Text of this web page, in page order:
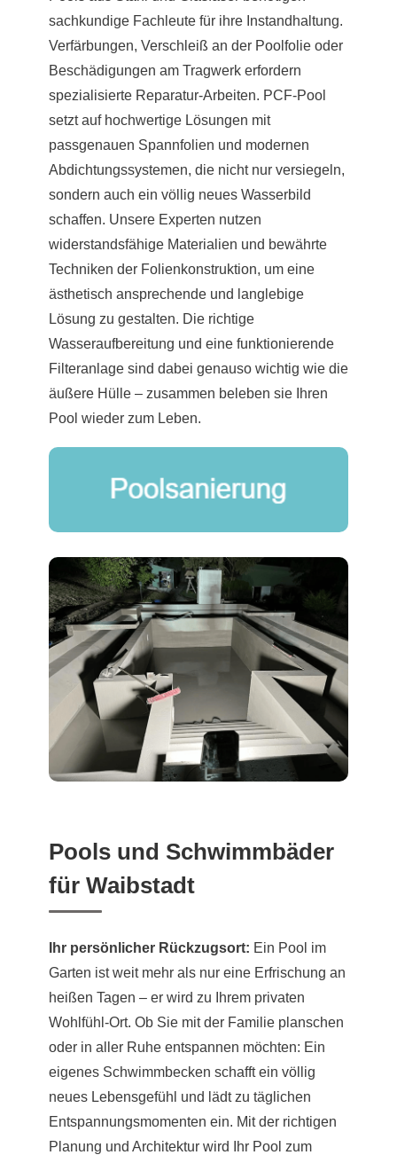
sachkundige Fachleute für ihre Instandhaltung.
Verfärbungen, Verschleiß an der Poolfolie oder
Beschädigungen am Tragwerk erfordern
spezialisierte Reparatur-Arbeiten. PCF-Pool
setzt auf hochwertige Lösungen mit
passgenauen Spannfolien und modernen
Abdichtungssystemen, die nicht nur versiegeln,
sondern auch ein völlig neues Wasserbild
schaffen. Unsere Experten nutzen
widerstandsfähige Materialien und bewährte
Techniken der Folienkonstruktion, um eine
ästhetisch ansprechende und langlebige
Lösung zu gestalten. Die richtige
Wasseraufbereitung und eine funktionierende
Filteranlage sind dabei genauso wichtig wie die
äußere Hülle – zusammen beleben sie Ihren
Pool wieder zum Leben.
Pools und Schwimmbäder
für Waibstadt
Ihr persönlicher Rückzugsort: Ein Pool im
Garten ist weit mehr als nur eine Erfrischung an
heißen Tagen – er wird zu Ihrem privaten
Wohlfühl-Ort. Ob Sie mit der Familie planschen
oder in aller Ruhe entspannen möchten: Ein
eigenes Schwimmbecken schafft ein völlig
neues Lebensgefühl und lädt zu täglichen
Entspannungsmomenten ein. Mit der richtigen
Planung und Architektur wird Ihr Pool zum